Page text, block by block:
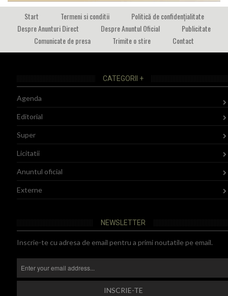
Start Termeni si conditii
Politică de confidențialitate
Despre Anunturi Direct
Despre Anuntul Oficial
Publicitate
Comunicate de presa
Trimite o stire Contact
CATEGORII +
Agenda
Editorial
Super
Licitatii
Anuntul oficial
Externe
NEWSLETTER
Inscrie-te cu adresa de email pentru a primi noutatile pe email.